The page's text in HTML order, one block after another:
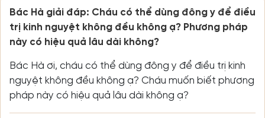
Bác Hà giải đáp: Cháu có thể dùng đông y để điều
trị kinh nguyệt không đều không ạ? Phương pháp
này có hiệu quả lâu dài không?
Bác Hà ơi, cháu có thể dùng đông y để điều trị kinh
nguyệt không đều không ạ? Cháu muốn biết phương
pháp này có hiệu quả lâu dài không ạ?